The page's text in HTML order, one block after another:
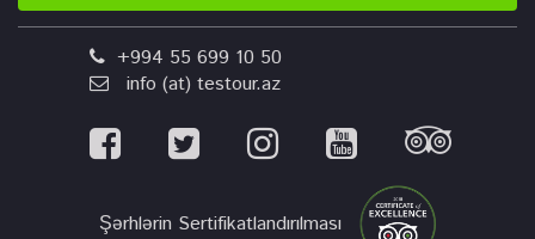
+994 55 699 10 50
info (at) testour.az
Şərhlərin Sertifikatlandırılması